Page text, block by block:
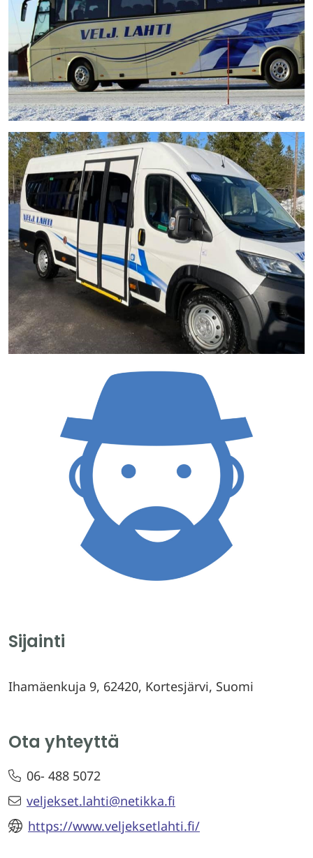
Sijainti
Ihamäenkuja 9, 62420, Kortesjärvi, Suomi
Ota yhteyttä
06- 488 5072
veljekset.lahti@netikka.fi
https://www.veljeksetlahti.fi/